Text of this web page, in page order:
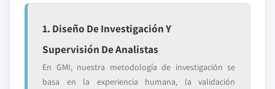
1. Diseño De Investigación Y
Supervisión De Analistas
En GMI, nuestra metodología de investigación se
basa en la experiencia humana, la validación